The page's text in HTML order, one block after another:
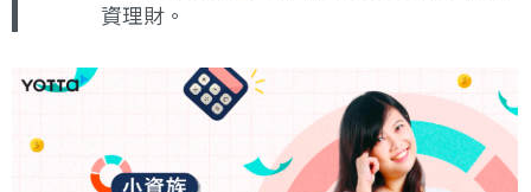
資理財。